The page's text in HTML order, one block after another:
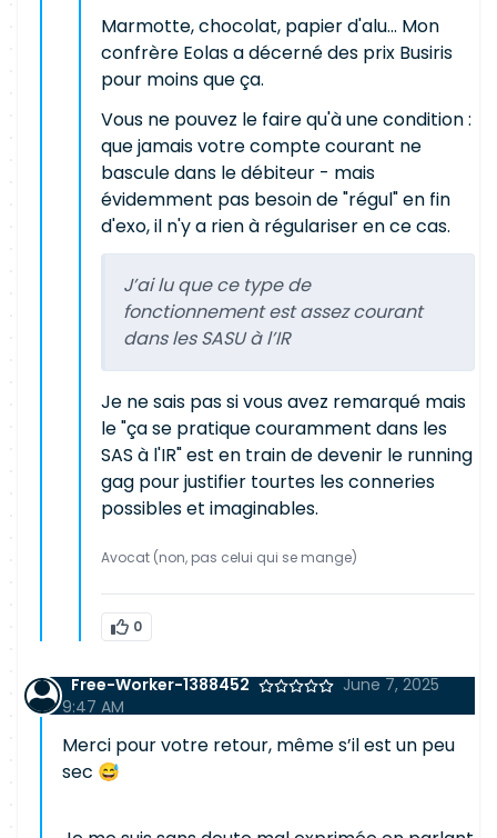
Marmotte, chocolat, papier d'alu... Mon
confrère Eolas a décerné des prix Busiris
pour moins que ça.
Vous ne pouvez le faire qu'à une condition :
que jamais votre compte courant ne
bascule dans le débiteur - mais
évidemment pas besoin de "régul" en fin
d'exo, il n'y a rien à régulariser en ce cas.
J’ai lu que ce type de
fonctionnement est assez courant
dans les SASU à l’IR
Je ne sais pas si vous avez remarqué mais
le "ça se pratique couramment dans les
SAS à l'IR" est en train de devenir le running
gag pour justifier tourtes les conneries
possibles et imaginables.
Avocat (non, pas celui qui se mange)
0
Free-Worker-1388452
June 7, 2025
9:47 AM
Merci pour votre retour, même s’il est un peu
sec 😅